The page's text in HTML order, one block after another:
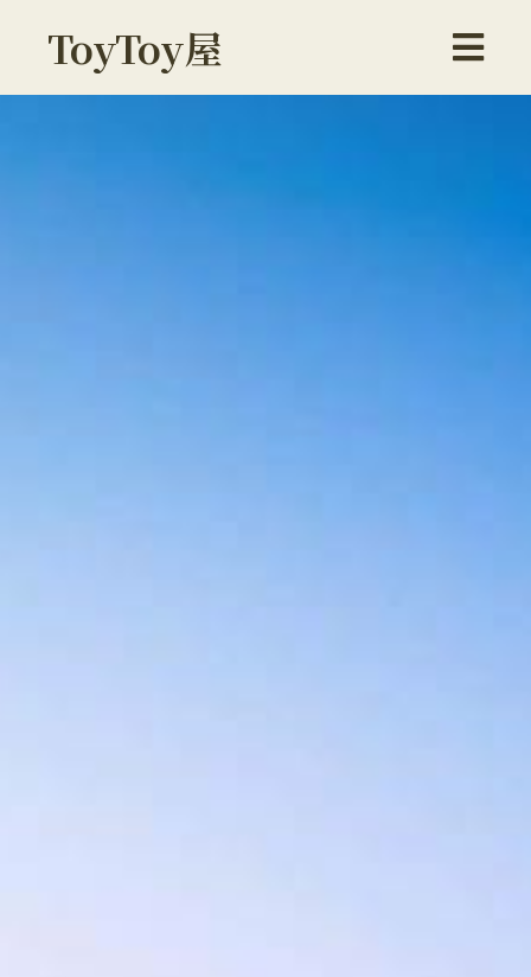
ToyToy屋